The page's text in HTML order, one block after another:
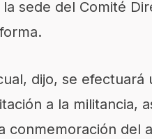
la sede del Comité
dijo, se
a la militancia,
conmemoración del